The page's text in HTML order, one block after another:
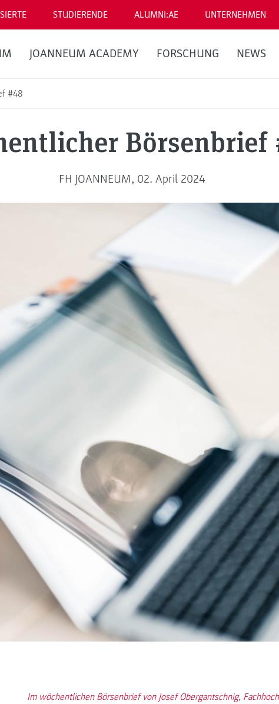
STUDIERENDE ALUMNI:AE UNTERNEHMEN
JOANNEUM ACADEMY FORSCHUNG NEWS
#48
Börsenbrief
FH JOANNEUM, 02. April 2024
Im wöchentlichen Börsenbrief von Josef Obergantschnig,